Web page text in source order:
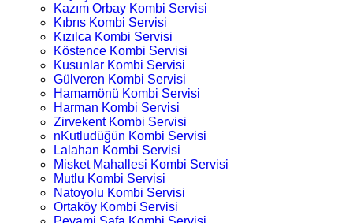
Kazım Orbay Kombi Servisi
Kıbrıs Kombi Servisi
Kızılca Kombi Servisi
Köstence Kombi Servisi
Kusunlar Kombi Servisi
Gülveren Kombi Servisi
Hamamönü Kombi Servisi
Harman Kombi Servisi
Zirvekent Kombi Servisi
nKutludüğün Kombi Servisi
Lalahan Kombi Servisi
Misket Mahallesi Kombi Servisi
Mutlu Kombi Servisi
Natoyolu Kombi Servisi
Ortaköy Kombi Servisi